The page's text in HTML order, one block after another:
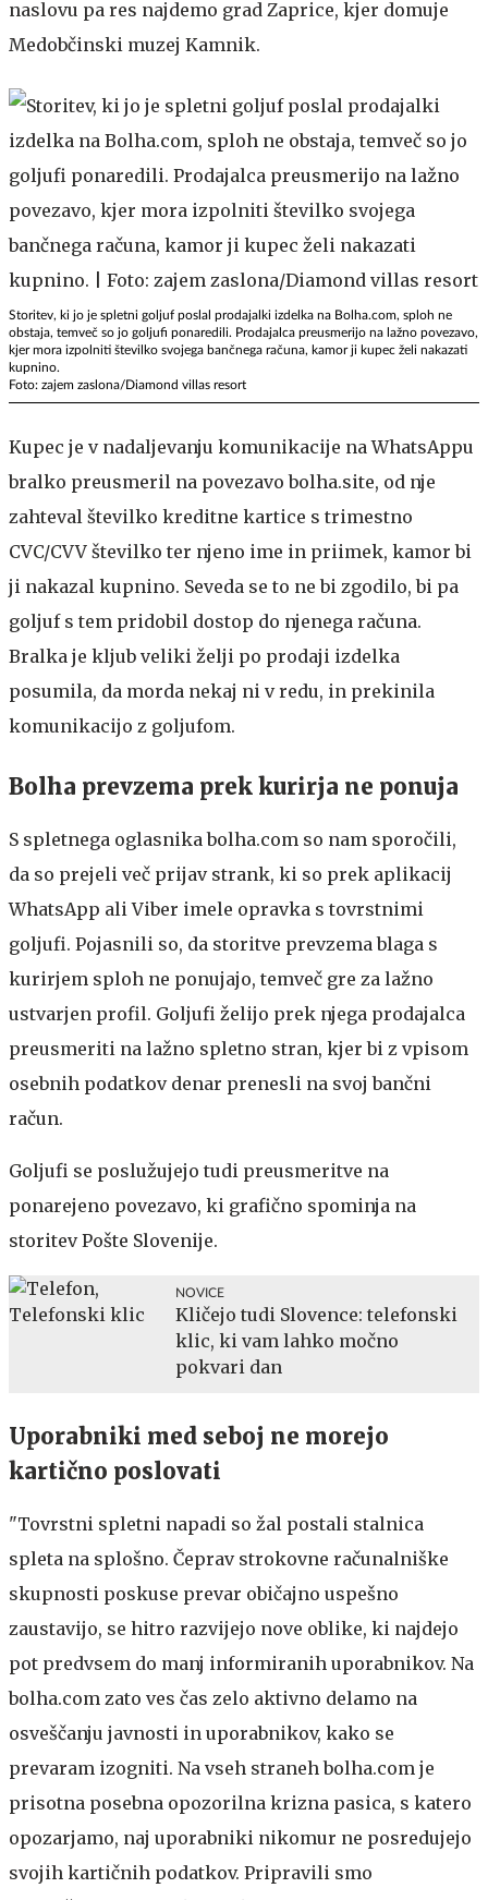
naslovu pa res najdemo grad Zaprice, kjer domuje
Medobčinski muzej Kamnik.
Storitev, ki jo je spletni goljuf poslal prodajalki izdelka na Bolha.com, sploh ne
obstaja, temveč so jo goljufi ponaredili. Prodajalca preusmerijo na lažno povezavo,
kjer mora izpolniti številko svojega bančnega računa, kamor ji kupec želi nakazati
kupnino.
Foto: zajem zaslona/Diamond villas resort
Kupec je v nadaljevanju komunikacije na WhatsAppu
bralko preusmeril na povezavo bolha.site, od nje
zahteval številko kreditne kartice s trimestno
CVC/CVV številko ter njeno ime in priimek, kamor bi
ji nakazal kupnino. Seveda se to ne bi zgodilo, bi pa
goljuf s tem pridobil dostop do njenega računa.
Bralka je kljub veliki želji po prodaji izdelka
posumila, da morda nekaj ni v redu, in prekinila
komunikacijo z goljufom.
Bolha prevzema prek kurirja ne ponuja
S spletnega oglasnika bolha.com so nam sporočili,
da so prejeli več prijav strank, ki so prek aplikacij
WhatsApp ali Viber imele opravka s tovrstnimi
goljufi. Pojasnili so, da storitve prevzema blaga s
kurirjem sploh ne ponujajo, temveč gre za lažno
ustvarjen profil. Goljufi želijo prek njega prodajalca
preusmeriti na lažno spletno stran, kjer bi z vpisom
osebnih podatkov denar prenesli na svoj bančni
račun.
Goljufi se poslužujejo tudi preusmeritve na
ponarejeno povezavo, ki grafično spominja na
storitev Pošte Slovenije.
NOVICE
Kličejo tudi Slovence: telefonski
klic, ki vam lahko močno
pokvari dan
Uporabniki med seboj ne morejo
kartično poslovati
"Tovrstni spletni napadi so žal postali stalnica
spleta na splošno. Čeprav strokovne računalniške
skupnosti poskuse prevar običajno uspešno
zaustavijo, se hitro razvijejo nove oblike, ki najdejo
pot predvsem do manj informiranih uporabnikov. Na
bolha.com zato ves čas zelo aktivno delamo na
osveščanju javnosti in uporabnikov, kako se
prevaram izogniti. Na vseh straneh bolha.com je
prisotna posebna opozorilna krizna pasica, s katero
opozarjamo, naj uporabniki nikomur ne posredujejo
svojih kartičnih podatkov. Pripravili smo